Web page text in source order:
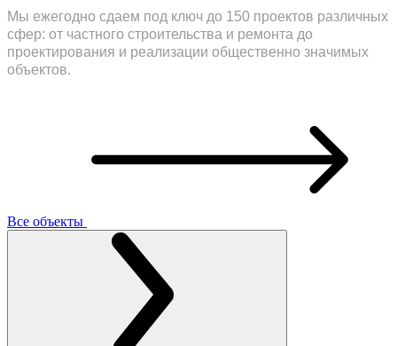
Мы ежегодно сдаем под ключ до 150 проектов различных
сфер: от частного строительства и ремонта до
проектирования и реализации общественно значимых
объектов.
Все объекты